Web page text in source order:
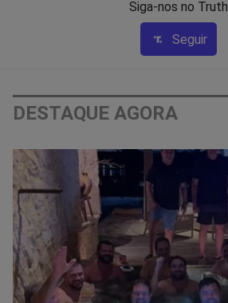
Siga-nos no Truth
Seguir
DESTAQUE AGORA